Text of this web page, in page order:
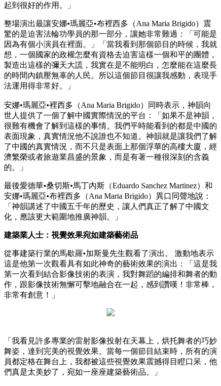
起到很好的作用。」
整場演出最讓安娜•瑪麗亞•布裡西多（Ana Maria Brigido）震
驚的是迫害法輪功學員的那一部分，讓她非常難過：「可能是
因為有個小演員在裡面。」「當我看到那個節目的時候，我就
想，一個國家的政權怎麼有資格去迫害這樣一個和平的團體，
製造出這樣的彌天大謊，我實在是不能明白，怎麼能在這麼長
的時間內鎮壓無辜的人民。所以這個節目很讓我感動，表現手
法運用得非常好。」
安娜•瑪麗亞•裡西多（Ana Maria Brigido）同時表示，神韻向
世人提供了一個了解中國實際情況的平台：「如果不是神韻，
很難有機會了解到這樣的事情。我們平時能看到的都是中國的
表面現象，真實情況他不說誰也不知道。神韻就是讓我們了解
了中國的真實情況，而不只是表面上那個浮華的高樓大廈，經
濟繁榮或者旅遊業昌盛的景象，而是有著一種很深刻的含義
的。」
最後愛德華•桑切斯•馬丁內斯（Eduardo Sanchez Martinez）和
安娜•瑪麗亞•布裡西多（Ana Maria Brigido）異口同聲地說：
「神韻講述了中國五千年的歷史，讓人們真正了解了中國文
化，應該更大範圍地推廣神韻。」
建築業人士：視覺效果宛如建築藝術品
從事建築行業的馬歇羅•加斯曼先生觀看了演出。 激動地表示
這是他第一次觀看具有如此神奇的藝術效果的演出：「這是我
第一次看到結合影像技術的表演，我對舞蹈的編排和舞者的動
作，跟影像技術無懈可擊地融合在一起，感到讚嘆！非常棒，
非常有創意！」
「我看見許多專業的雷射影像投射在天幕上，烘托舞者的巧妙
舞姿，達到完美的視覺效果。當每一個節目結束時，所有的演
員都定格在舞台上，我都被這些視覺效果震撼得目瞪口呆，他
們真是太美妙了，宛如一座座建築藝術品。」